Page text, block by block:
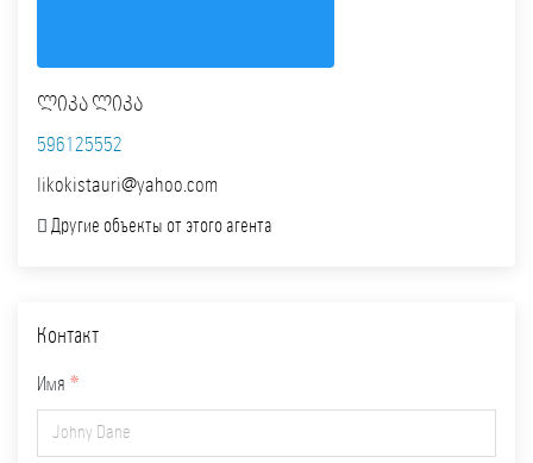
ლიკა ლიკა
596125552
likokistauri@yahoo.com
Другие объекты от этого агента
Контакт
Имя